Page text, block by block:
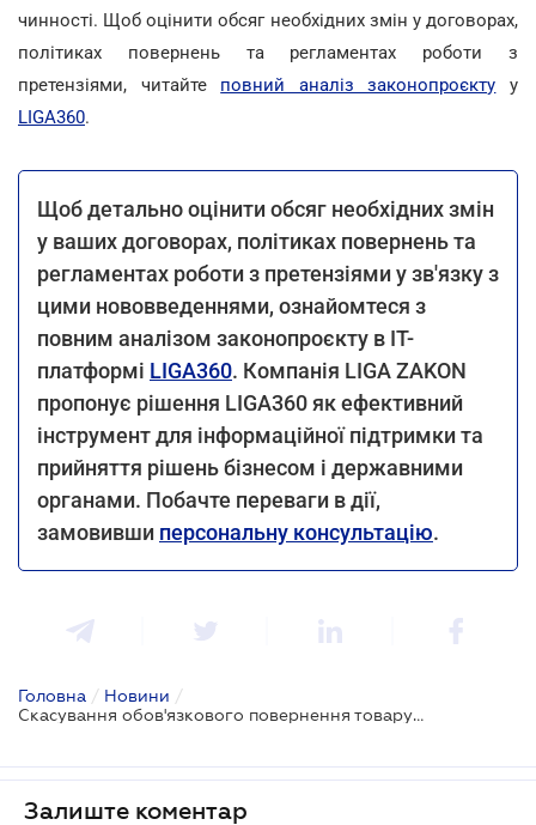
чинності. Щоб оцінити обсяг необхідних змін у договорах,
політиках повернень та регламентах роботи з
претензіями, читайте повний аналіз законопроєкту у
LIGA360.
Щоб детально оцінити обсяг необхідних змін
у ваших договорах, політиках повернень та
регламентах роботи з претензіями у зв'язку з
цими нововведеннями, ознайомтеся з
повним аналізом законопроєкту в IT-
платформі LIGA360. Компанія LIGA ZAKON
пропонує рішення LIGA360 як ефективний
інструмент для інформаційної підтримки та
прийняття рішень бізнесом і державними
органами. Побачте переваги в дії,
замовивши персональну консультацію.
Головна / Новини /
Скасування обов'язкового повернення товару протягом 14 днів: що готує Уряд для покупців та бізнесу
Залиште коментар